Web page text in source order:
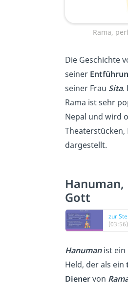
Rama,
Die Geschichte
seiner
seiner Frau Sita.
Rama ist sehr
Nepal und wird
Theaterstücken,
dargestellt.
Gott
zur
(03:56)
Hanuman ist
Held, der als ein
Dienervon